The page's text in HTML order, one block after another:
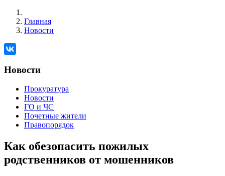
Главная
Новости
Новости
Прокуратура
Новости
ГО и ЧС
Почетные жители
Правопорядок
Как обезопасить пожилых
родственников от мошенников